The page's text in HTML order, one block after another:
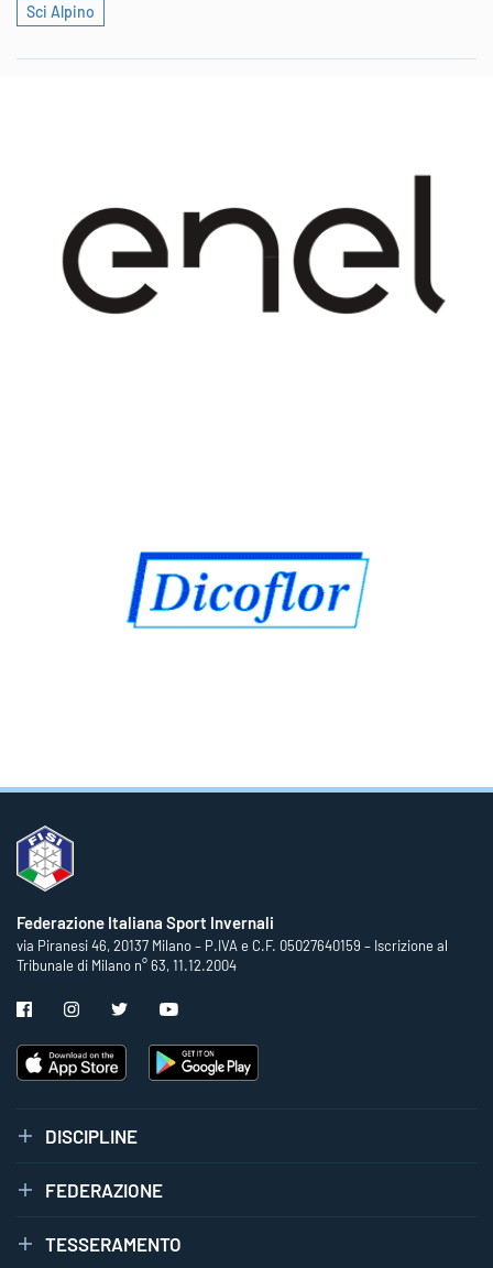
Sci Alpino
Federazione Italiana Sport Invernali
via Piranesi 46, 20137 Milano – P.IVA e C.F. 05027640159 – Iscrizione al
Tribunale di Milano n° 63, 11.12.2004
DISCIPLINE
FEDERAZIONE
TESSERAMENTO